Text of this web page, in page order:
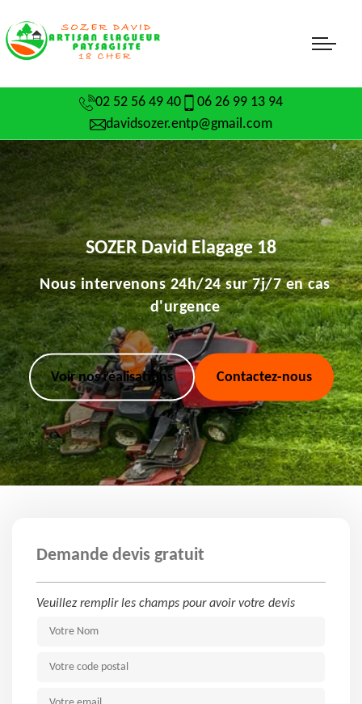
02 52 56 49 40
06 26 99 13 94
davidsozer.entp@gmail.com
SOZER David Elagage 18
Nous intervenons 24h/24 sur 7j/7 en cas
d'urgence
Voir nos réalisations Contactez-nous
Demande devis gratuit
Veuillez remplir les champs pour avoir votre devis